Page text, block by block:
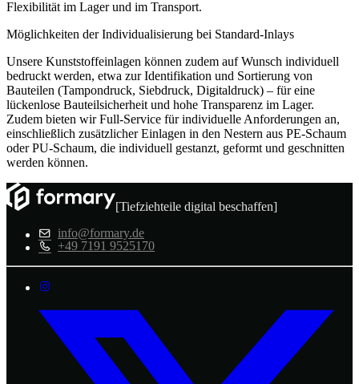
Flexibilität im Lager und im Transport.
Möglichkeiten der Individualisierung bei Standard-Inlays
Unsere Kunststoffeinlagen können zudem auf Wunsch individuell
bedruckt werden, etwa zur Identifikation und Sortierung von
Bauteilen (Tampondruck, Siebdruck, Digitaldruck) – für eine
lückenlose Bauteilsicherheit und hohe Transparenz im Lager.
Zudem bieten wir Full-Service für individuelle Anforderungen an,
einschließlich zusätzlicher Einlagen in den Nestern aus PE-Schaum
oder PU-Schaum, die individuell gestanzt, geformt und geschnitten
werden können.
[Tiefziehteile digital beschaffen]
info@formary.de
+49 7191 9525170